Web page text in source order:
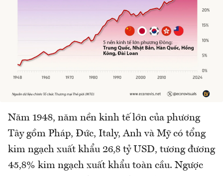
Năm 1948, năm nền kinh tế lớn của phương
Tây gồm Pháp, Đức, Italy, Anh và Mỹ có tổng
kim ngạch xuất khẩu 26,8 tỷ USD, tương đương
45,8% kim ngạch xuất khẩu toàn cầu. Ngược